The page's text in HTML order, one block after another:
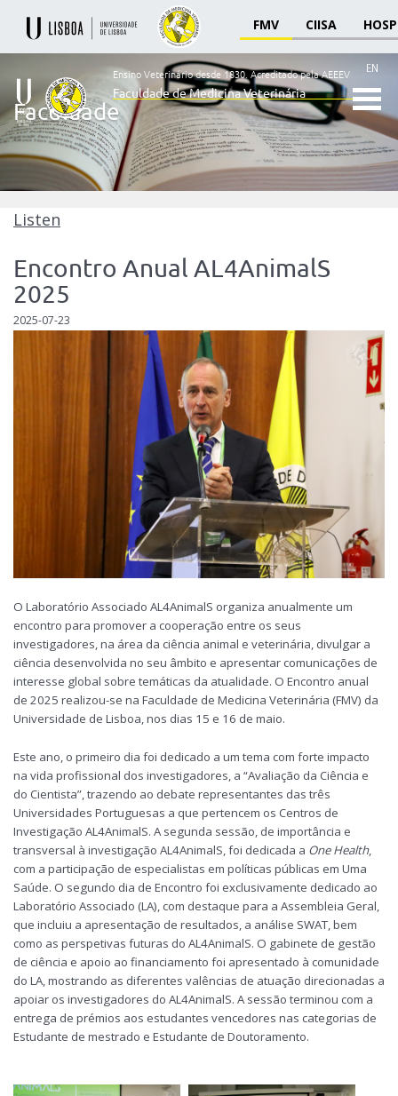
FMV CIISA
Ensino
Veterinário
desde
Faculdade
de
Veterinária
EN
Ensino Veterinário desde 1830.Acreditado pela AEEEV
Faculdade de Medicina Veterinária
Faculdade
Listen
Encontro Anual AL4AnimalS
2025
2025-07-23
O Laboratório Associado AL4AnimalS organiza anualmente um
encontro para promover a cooperação entre os seus
investigadores, na área da ciência animal e veterinária, divulgar a
ciência desenvolvida no seu âmbito e apresentar comunicações de
interesse global sobre temáticas da atualidade. O Encontro anual
de 2025 realizou-se na Faculdade de Medicina Veterinária (FMV) da
Universidade de Lisboa, nos dias 15 e 16 de maio.
Este ano, o primeiro dia foi dedicado a um tema com forte impacto
na vida profissional dos investigadores, a “Avaliação da Ciência e
do Cientista”, trazendo ao debate representantes das três
Universidades Portuguesas a que pertencem os Centros de
Investigação AL4AnimalS. A segunda sessão, de importância e
transversal à investigação AL4AnimalS, foi dedicada a One Health,
com a participação de especialistas em políticas públicas em Uma
Saúde. O segundo dia de Encontro foi exclusivamente dedicado ao
Laboratório Associado (LA), com destaque para a Assembleia Geral,
que incluiu a apresentação de resultados, a análise SWAT, bem
como as perspetivas futuras do AL4AnimalS. O gabinete de gestão
de ciência e apoio ao financiamento foi apresentado à comunidade
do LA, mostrando as diferentes valências de atuação direcionadas a
apoiar os investigadores do AL4AnimalS. A sessão terminou com a
entrega de prémios aos estudantes vencedores nas categorias de
Estudante de mestrado e Estudante de Doutoramento.